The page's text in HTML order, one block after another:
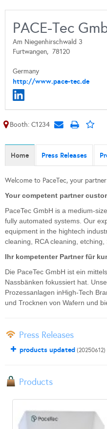
PACE-Tec
Am Niegenhirschwald 3
Furtwangen, 78120
Germany
http://www.pace-tec.de
Booth: C1234
Home Press Releases
Welcome to PaceTec, your
Your competent partner
PaceTec GmbH is a medium-
fully automated systems. Our
equipment in the hightech
cleaning, RCA cleaning,
Ihr kompetenter Partner für
Die PaceTec GmbH ist ein
Nassbänken fokussiert hat.
Prozessanlagen inHigh-Tech
und Trocknen von Wafern und
Press Releases
products updated (20250612)
Products